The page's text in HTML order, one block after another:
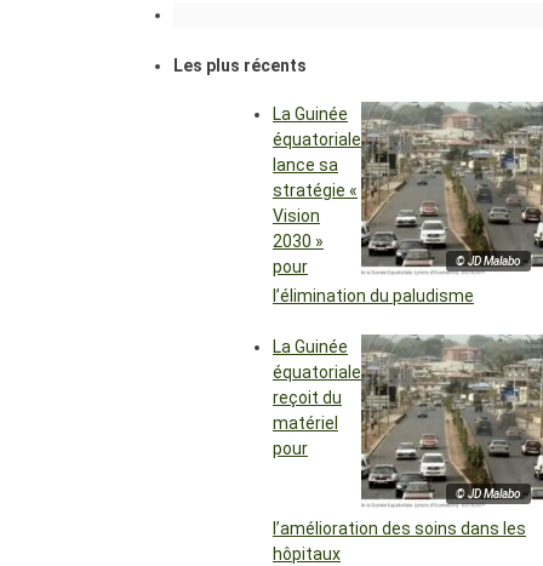
Les plus récents
© JD Malabo
La Guinée
équatoriale
lance sa
stratégie «
Vision
2030 »
pour
l’élimination du paludisme
© JD Malabo
La Guinée
équatoriale
reçoit du
matériel
pour
l’amélioration des soins dans les
hôpitaux